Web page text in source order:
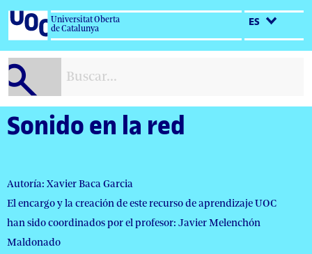
Salta
contenido
Universitat Oberta
de Catalunya
ES
Sonido en la red
Autoría: Xavier Baca Garcia
El encargo y la creación de este recurso de aprendizaje UOC
han sido coordinados por el profesor: Javier Melenchón
Maldonado